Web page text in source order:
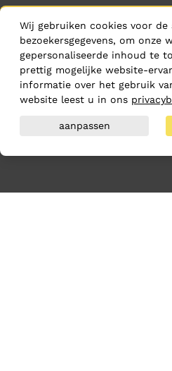
Wij gebruiken cookies voor de
bezoekersgegevens, om onze
gepersonaliseerde inhoud te
prettig mogelijke website-
informatie over het gebruik
website leest u in ons
aanpassen